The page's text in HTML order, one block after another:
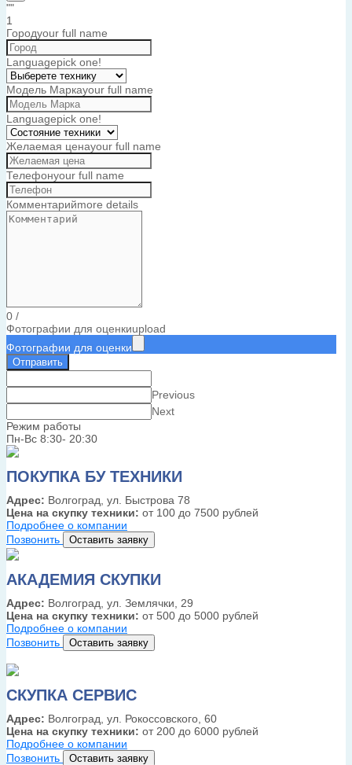
""
1
Городyour full name
Languagepick one!
Модель Маркаyour full name
Languagepick one!
Желаемая ценаyour full name
Телефонyour full name
Комментарийmore details
0 /
Фотографии для оценкиupload
Фотографии для оценки
Отправить
Previous
Next
Режим работы
Пн-Вс 8:30- 20:30
ПОКУПКА БУ ТЕХНИКИ
Адрес: Волгоград, ул. Быстрова 78
Цена на скупку техники: от 100 до 7500 рублей
Подробнее о компании
Позвонить
Оставить заявку
АКАДЕМИЯ СКУПКИ
Адрес: Волгоград, ул. Землячки, 29
Цена на скупку техники: от 500 до 5000 рублей
Подробнее о компании
Позвонить
Оставить заявку
СКУПКА СЕРВИС
Адрес: Волгоград, ул. Рокоссовского, 60
Цена на скупку техники: от 200 до 6000 рублей
Подробнее о компании
Позвонить
Оставить заявку